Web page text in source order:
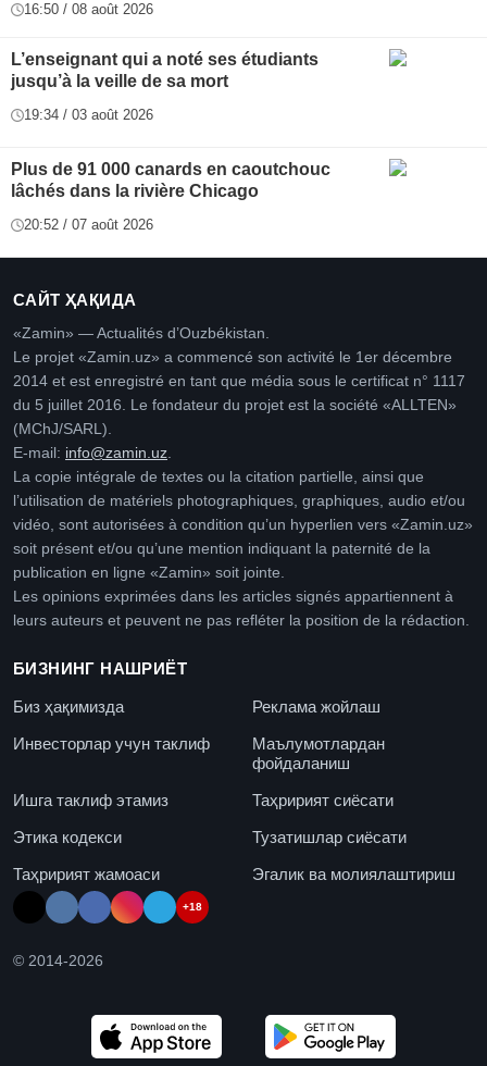
16:50 / 08 août 2026
L’enseignant qui a noté ses étudiants
jusqu’à la veille de sa mort
19:34 / 03 août 2026
Plus de 91 000 canards en caoutchouc
lâchés dans la rivière Chicago
20:52 / 07 août 2026
САЙТ ҲАҚИДА
«Zamin» — Actualités d’Ouzbékistan.
Le projet «Zamin.uz» a commencé son activité le 1er décembre
2014 et est enregistré en tant que média sous le certificat n° 1117
du 5 juillet 2016. Le fondateur du projet est la société «ALLTEN»
(MChJ/SARL).
E-mail: info@zamin.uz.
La copie intégrale de textes ou la citation partielle, ainsi que
l’utilisation de matériels photographiques, graphiques, audio et/ou
vidéo, sont autorisées à condition qu’un hyperlien vers «Zamin.uz»
soit présent et/ou qu’une mention indiquant la paternité de la
publication en ligne «Zamin» soit jointe.
Les opinions exprimées dans les articles signés appartiennent à
leurs auteurs et peuvent ne pas refléter la position de la rédaction.
БИЗНИНГ НАШРИЁТ
Биз ҳақимизда
Реклама жойлаш
Инвесторлар учун таклиф
Маълумотлардан
фойдаланиш
Ишга таклиф этамиз
Таҳририят сиёсати
Этика кодекси
Тузатишлар сиёсати
Таҳририят жамоаси
Эгалик ва молиялаштириш
+18
© 2014-2026